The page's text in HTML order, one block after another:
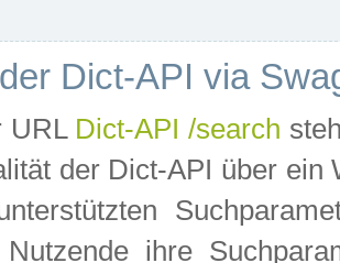
Dict-API via
URL Dict-API /search
der Dict-API über
ihre